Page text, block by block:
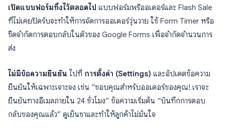
เปิดแบบฟอร์มทิ้งไว้ตลอดไป แบบฟอร์มพรีออเดอร์และ Flash Sale
ที่ไม่เคยปิดรับจะทำให้การจัดการออเดอร์วุ่นวาย ใช้ Form Timer หรือ
ขีดจำกัดการตอบกลับในตัวของ Google Forms เพื่อจำกัดจำนวนการ
ส่ง
ไม่มีข้อความยืนยัน ไปที่ การตั้งค่า (Settings) และอัปเดตข้อความ
ยืนยันให้เฉพาะเจาะจง เช่น “ขอบคุณสำหรับออเดอร์ของคุณ! เราจะ
ยืนยันทางอีเมลภายใน 24 ชั่วโมง” ข้อความเริ่มต้น “บันทึกการตอบ
กลับของคุณแล้ว” ดูเย็นชาและทำให้ลูกค้าไม่มั่นใจ